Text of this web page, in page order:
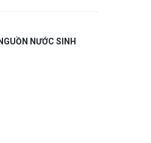
NƯỚC SINH